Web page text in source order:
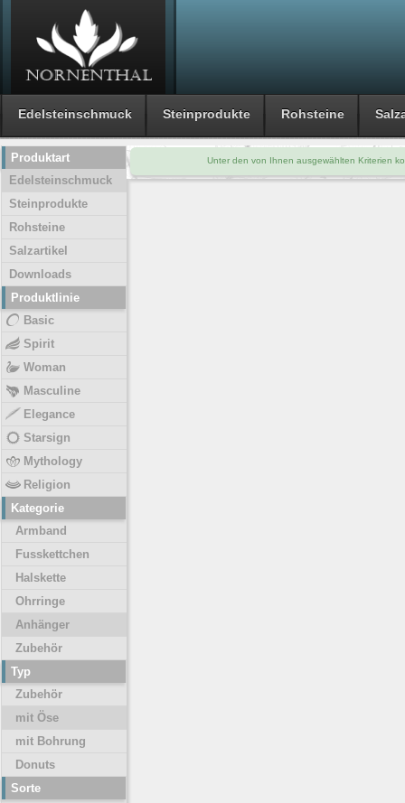
Edelsteinschmuck Steinprodukte Rohsteine
Unter den von Ihnen ausgewählten Kriterien
Produktart
Edelsteinschmuck
Steinprodukte
Rohsteine
Salzartikel
Downloads
Produktlinie
Basic
Spirit
Woman
Masculine
Elegance
Starsign
Mythology
Religion
Kategorie
Armband
Fusskettchen
Halskette
Ohrringe
Anhänger
Zubehör
Typ
Zubehör
mit Öse
mit Bohrung
Donuts
Sorte